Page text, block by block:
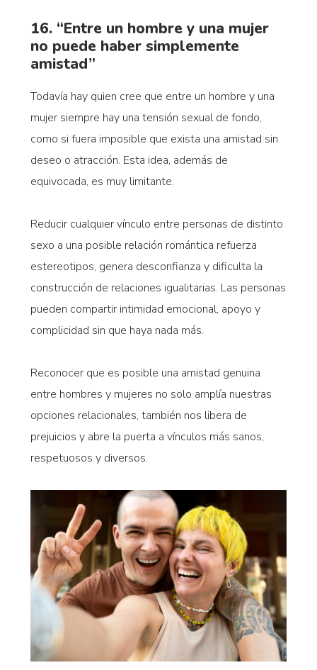
16. “Entre un hombre y una mujer
no puede haber simplemente
amistad”
Todavía hay quien cree que entre un hombre y una
mujer siempre hay una tensión sexual de fondo,
como si fuera imposible que exista una amistad sin
deseo o atracción. Esta idea, además de
equivocada, es muy limitante.
Reducir cualquier vínculo entre personas de distinto
sexo a una posible relación romántica refuerza
estereotipos, genera desconfianza y dificulta la
construcción de relaciones igualitarias. Las personas
pueden compartir intimidad emocional, apoyo y
complicidad sin que haya nada más.
Reconocer que es posible una amistad genuina
entre hombres y mujeres no solo amplía nuestras
opciones relacionales, también nos libera de
prejuicios y abre la puerta a vínculos más sanos,
respetuosos y diversos.